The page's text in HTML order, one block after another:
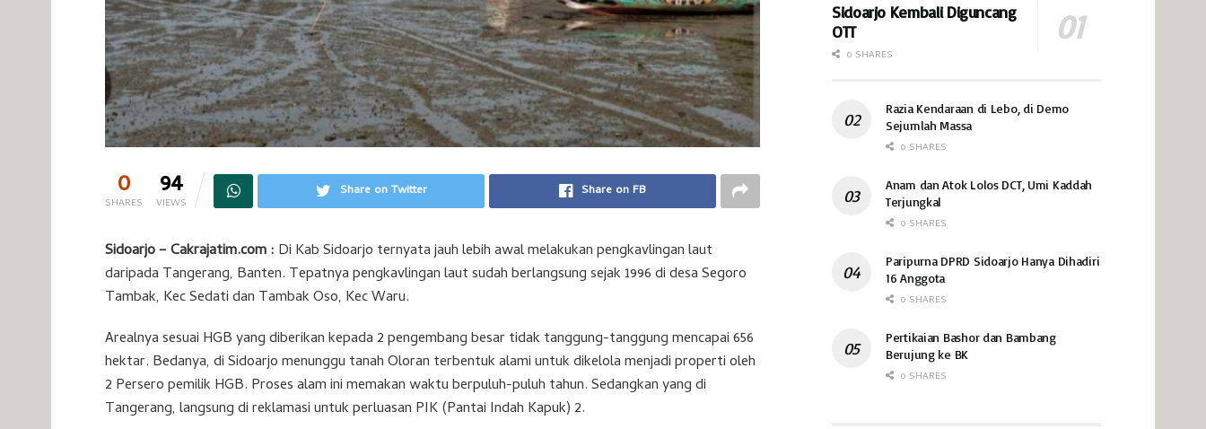
0
SHARES 94
VIEWS
Share on Twitter Share on FB
Sidoarjo – Cakrajatim.com : Di Kab Sidoarjo ternyata jauh lebih awal melakukan pengkavlingan laut
daripada Tangerang, Banten. Tepatnya pengkavlingan laut sudah berlangsung sejak 1996 di desa Segoro
Tambak, Kec Sedati dan Tambak Oso, Kec Waru.
Arealnya sesuai HGB yang diberikan kepada 2 pengembang besar tidak tanggung-tanggung mencapai 656
hektar. Bedanya, di Sidoarjo menunggu tanah Oloran terbentuk alami untuk dikelola menjadi properti oleh
2 Persero pemilik HGB. Proses alam ini memakan waktu berpuluh-puluh tahun. Sedangkan yang di
Tangerang, langsung di reklamasi untuk perluasan PIK (Pantai Indah Kapuk) 2.
Sidoarjo Kembali Diguncang
OTT
0 SHARES
Razia Kendaraan di Lebo, di Demo
Sejumlah Massa
0 SHARES
Anam dan Atok Lolos DCT, Umi Kaddah
Terjungkal
0 SHARES
Paripurna DPRD Sidoarjo Hanya Dihadiri
16 Anggota
0 SHARES
Pertikaian Bashor dan Bambang
Berujung ke BK
0 SHARES